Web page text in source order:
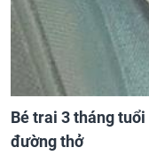
Bé trai 3 tháng
đường thở